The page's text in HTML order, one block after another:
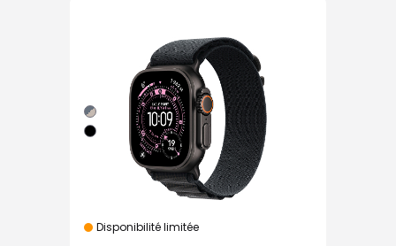
Disponibilité limitée